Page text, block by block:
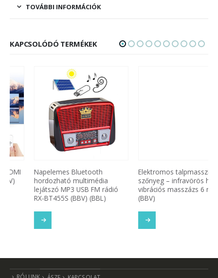
TOVÁBBI INFORMÁCIÓK
KAPCSOLÓDÓ TERMÉKEK
Napelemes Bluetooth
hordozható multimédia
lejátszó MP3 USB FM rádió
RX-BT455S (BBV) (BBL)
Elektromos talpmasszírozó
szőnyeg – infravörös hő és
vibrációs masszázs 6 móddal